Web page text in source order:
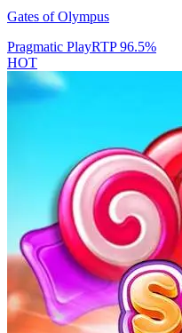
Gates of Olympus
Pragmatic PlayRTP96.5%
HOT